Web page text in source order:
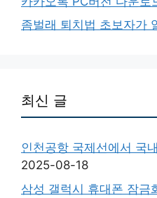
좀벌래 퇴치법 초보자가
최신 글
인천공항 국제선에서 국
2025-08-18
삼성 갤럭시 휴대폰 잠금